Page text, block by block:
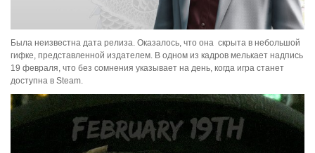
Была неизвестна дата релиза. Оказалось, что она скрыта в небольшой
гифке, представленной издателем. В одном из кадров мелькает надпись
19 февраля, что без сомнения указывает на день, когда игра станет
доступна в Steam.